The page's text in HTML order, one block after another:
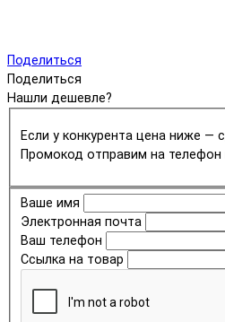
Поделиться
Поделиться
Нашли дешевле?
Если у конкурента цена ниже —
Промокод отправим на телефон
Ваше имя
Электронная почта
Ваш телефон
Ссылка на товар